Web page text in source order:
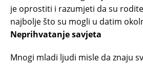
je oprostiti i razumjeti da su
najbolje što su mogli u datim
Neprihvatanje savjeta
Mnogi mladi ljudi misle da znaju